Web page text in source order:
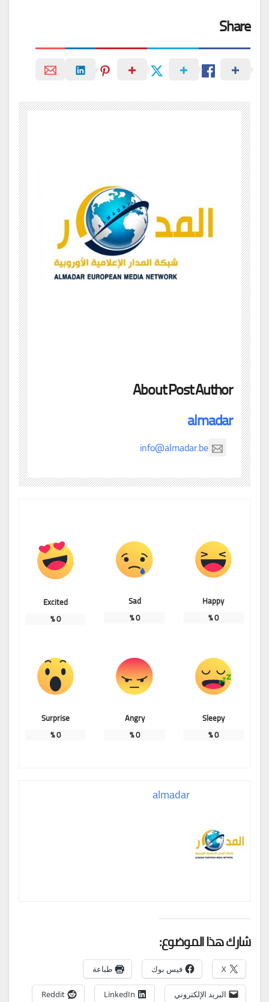
Share
About Post Author
almadar
info@almadar.be
Happy
0
%
Sad
0
%
Excited
0
%
Sleepy
0
%
Angry
0
%
Surprise
0
%
almadar
شارك هذا الموضوع:
X فيس بوك طباعة
البريد الإلكتروني LinkedIn
Reddit